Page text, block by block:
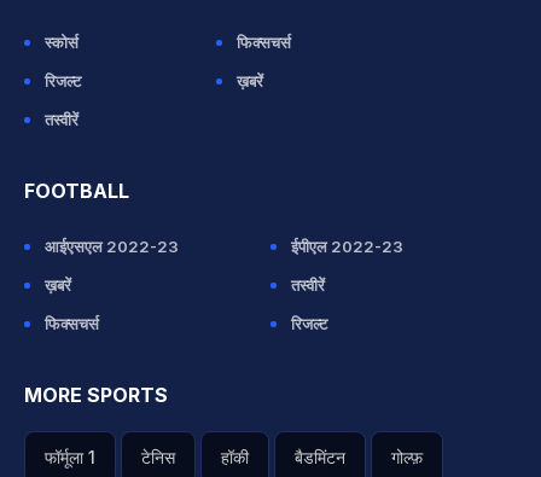
स्कोर्स
फिक्सचर्स
रिजल्ट
ख़बरें
तस्वीरें
FOOTBALL
आईएसएल 2022-23
ईपीएल 2022-23
ख़बरें
तस्वीरें
फिक्सचर्स
रिजल्ट
MORE SPORTS
फॉर्मूला 1 टेनिस हॉकी बैडमिंटन गोल्फ़